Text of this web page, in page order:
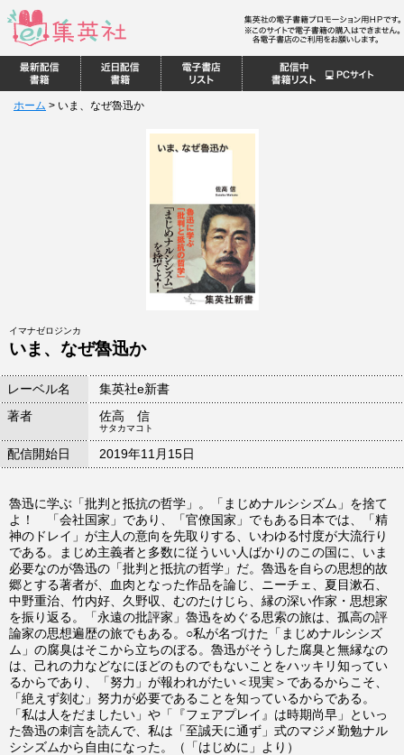
ホーム > いま、なぜ魯迅か
イマナゼロジンカ
いま、なぜ魯迅か
レーベル名
集英社e新書
著者
佐高 信
サタカマコト
配信開始日 2019年11月15日
魯迅に学ぶ「批判と抵抗の哲学」。「まじめナルシシズム」を捨て
よ！ 「会社国家」であり、「官僚国家」でもある日本では、「精
神のドレイ」が主人の意向を先取りする、いわゆる忖度が大流行り
である。まじめ主義者と多数に従ういい人ばかりのこの国に、いま
必要なのが魯迅の「批判と抵抗の哲学」だ。魯迅を自らの思想的故
郷とする著者が、血肉となった作品を論じ、ニーチェ、夏目漱石、
中野重治、竹内好、久野収、むのたけじら、縁の深い作家・思想家
を振り返る。「永遠の批評家」魯迅をめぐる思索の旅は、孤高の評
論家の思想遍歴の旅でもある。○私が名づけた「まじめナルシシズ
ム」の腐臭はそこから立ちのぼる。魯迅がそうした腐臭と無縁なの
は、己れの力などなにほどのものでもないことをハッキリ知ってい
るからであり、「努力」が報われがたい＜現実＞であるからこそ、
「絶えず刻む」努力が必要であることを知っているからである。
「私は人をだましたい」や「『フェアプレイ』は時期尚早」といっ
た魯迅の刺言を読んで、私は「至誠天に通ず」式のマジメ勤勉ナル
シシズムから自由になった。（「はじめに」より）